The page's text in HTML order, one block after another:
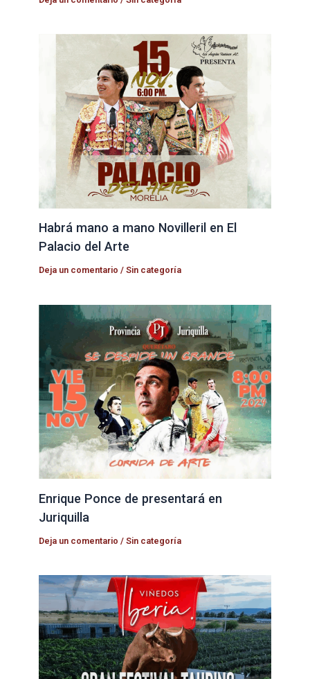
Habrá mano a mano Novilleril en El
Palacio del Arte
Deja un comentario /Sin categoría
Enrique Ponce de presentará en
Juriquilla
Deja un comentario /Sin categoría